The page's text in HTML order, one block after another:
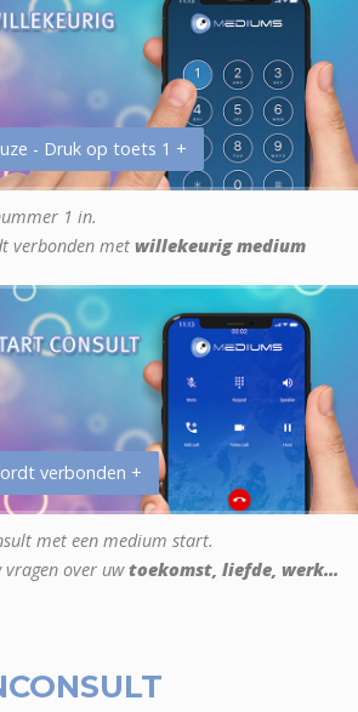
- Druk op toets 1 +
1 in.
verbonden met willekeurig medium
verbonden +
met een medium start.
vragen over uwtoekomst, liefde, werk...